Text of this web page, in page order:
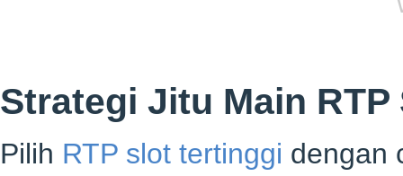
Strategi Jitu Main
Pilih RTP slot tertinggi dengan